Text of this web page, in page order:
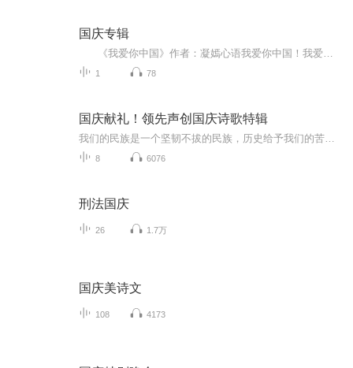
国庆专辑
1 78
国庆献礼！领先声创国庆诗歌特辑
8 6076
刑法国庆
26 1.7万
国庆美诗文
108 4173